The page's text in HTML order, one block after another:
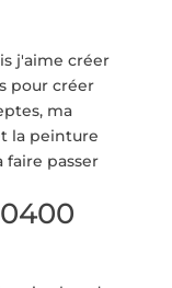
j'aime créer
pour créer
ma
la peinture
faire passer